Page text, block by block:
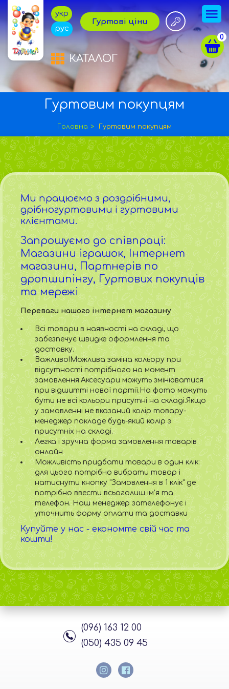
укр
рус
Гуртові ціни
КАТАЛОГ
0
Гуртовим покупцям
Головна Гуртовим покупцям
Ми працюємо з роздрібними,
дрібногуртовими і гуртовими
клієнтами.
Запрошуємо до співпраці:
Магазини іграшок, Інтернет
магазини, Партнерів по
дропшипінгу, Гуртових покупців
та мережі
Переваги нашого інтернет магазину
Всі товари в наявності на складі, що
забезпечує швидке оформлення та
доставку.
Важливо!Можлива заміна кольору при
відсутності потрібного на момент
замовлення.Аксесуари можуть змінюватися
при відшитті нової партії.На фото можуть
бути не всі кольори присутні на складі.Якщо
у замовленні не вказаний колір товару-
менеджер покладе будь-який колір з
присутніх на складі.
Легка і зручна форма замовлення товарів
онлайн
Можливість придбати товари в один клік:
для цього потрібно вибрати товар і
натиснути кнопку "Замовлення в 1 клік" де
потрібно ввести всьоголиш ім’я та
телефон. Наш менеджер зателефонує і
уточнить форму оплати та доставки
Купуйте у нас - економте свій час та
кошти!
(096) 163 12 00
(050) 435 09 45